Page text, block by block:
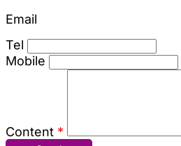
Email
Tel
Mobile
Content *